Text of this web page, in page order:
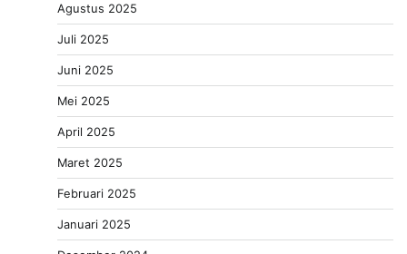
Agustus 2025
Juli 2025
Juni 2025
Mei 2025
April 2025
Maret 2025
Februari 2025
Januari 2025